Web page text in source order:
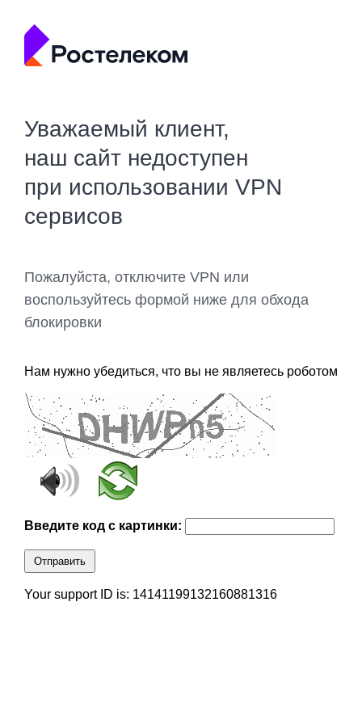
Уважаемый клиент,
наш сайт недоступен
при использовании VPN
сервисов
Пожалуйста, отключите VPN или
воспользуйтесь формой ниже для обхода
блокировки
Нам нужно убедиться, что вы не являетесь роботом
Введите код с картинки:
Отправить
Your support ID is: 14141199132160881316